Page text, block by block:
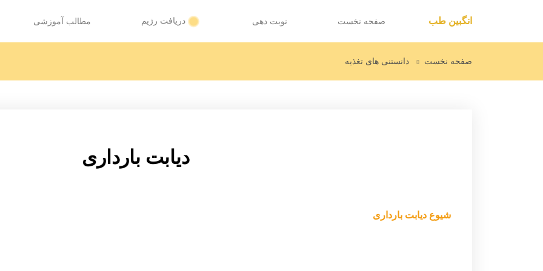
انگبین طب صفحه نخست نوبت دهی دریافت رژیم مطالب آموزشی
صفحه نخست دانستنی های تغذیه
دیابت بارداری
شیوع دیابت بارداری